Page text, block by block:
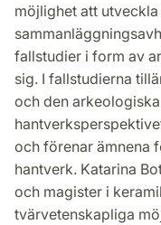
möjlighet att
fallstudier i form av
sig. I fallstudierna
och den
och förenar ämnena
hantverk. Katarina
och magister i
tvärvetenskapliga